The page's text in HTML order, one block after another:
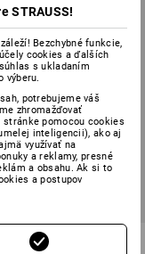
okuliare na prilbe
STRAUSS!
Bezchybné funkcie,
cookies a ďalších
s ukladaním
výberu.
potrebujeme váš
zhromažďovať
pomocou cookies
inteligencii), ako aj
využívať na
a reklamy, presné
a obsahu. Ak si to
a postupov